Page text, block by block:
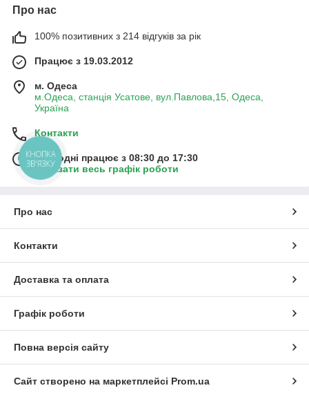
Про нас
100% позитивних з 214 відгуків за рік
Працює з 19.03.2012
м. Одеса
м.Одеса, станція Усатове, вул.Павлова,15, Одеса,
Україна
Контакти
Сьогодні працює з 08:30 до 17:30
Показати весь графік роботи
Про нас
Контакти
Доставка та оплата
Графік роботи
Повна версія сайту
Сайт створено на маркетплейсі Prom.ua
КНОПКА
ЗВ'ЯЗКУ